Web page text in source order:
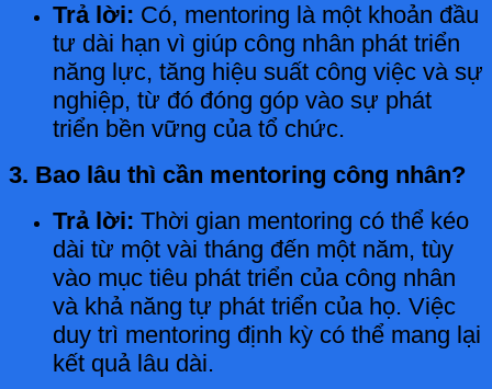
Trả lời: Có, mentoring là một khoản đầu
tư dài hạn vì giúp công nhân phát triển
năng lực, tăng hiệu suất công việc và sự
nghiệp, từ đó đóng góp vào sự phát
triển bền vững của tổ chức.
3. Bao lâu thì cần mentoring công nhân?
Trả lời: Thời gian mentoring có thể kéo
dài từ một vài tháng đến một năm, tùy
vào mục tiêu phát triển của công nhân
và khả năng tự phát triển của họ. Việc
duy trì mentoring định kỳ có thể mang lại
kết quả lâu dài.